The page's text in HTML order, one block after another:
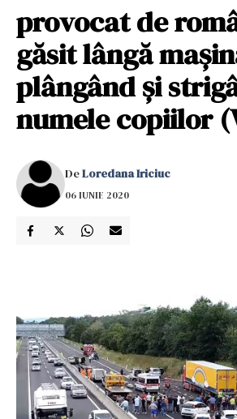
provocat de
găsit lângă
plângând și
numele copiilor
DeLoredana Iriciuc
06 IUNIE 2020